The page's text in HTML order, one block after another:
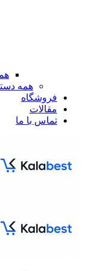
همه
فروشگاه
مقالات
تماس با ما